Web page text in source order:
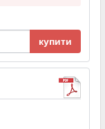
купити